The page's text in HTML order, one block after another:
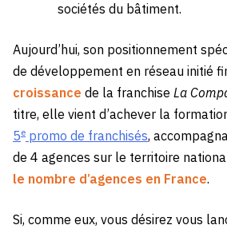
sociétés du bâtiment.
Aujourd’hui, son positionnement
de développement en réseau initié
croissance de la franchise La
titre, elle vient d’achever la
5e promo de franchisés,
de 4 agences sur le territoire
le nombre d’agences en France.
Si, comme eux, vous désirez vous